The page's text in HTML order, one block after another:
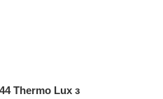
Thermo Lux з